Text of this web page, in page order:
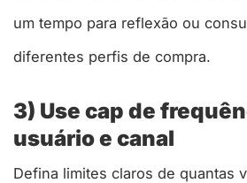
um tempo para reflexão ou
diferentes perfis de compra.
3) Use cap de
usuário e canal
Defina limites claros de quantas